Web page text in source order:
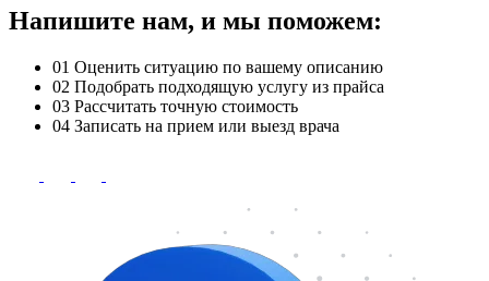
Напишите нам, и мы поможем:
01 Оценить ситуацию по вашему описанию
02 Подобрать подходящую услугу из прайса
03 Рассчитать точную стоимость
04 Записать на прием или выезд врача